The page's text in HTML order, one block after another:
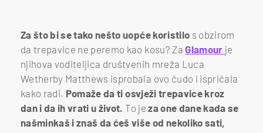
Za što bi se tako nešto uopće koristilo s obzirom
da trepavice ne peremo kao kosu? ZaGlamour je
njihova voditeljica društvenih mreža Luca
Wetherby Matthews isprobala ovo čudo i ispričala
kako radi. Pomaže da ti osvježi trepavice kroz
dan i da ih vrati u život. To jeza one dane kada se
našminkaš i znaš da ćeš više od nekoliko sati,